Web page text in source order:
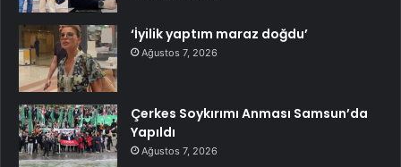
‘İyilik yaptım maraz doğdu’
Ağustos 7, 2026
Çerkes Soykırımı Anması Samsun’da
Yapıldı
Ağustos 7, 2026